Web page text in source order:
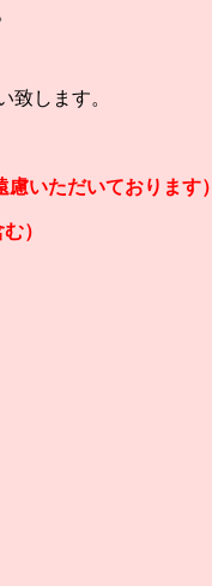
致します。
いただいております）
）